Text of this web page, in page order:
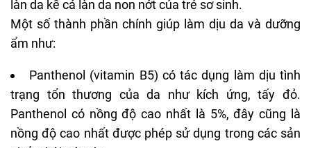
làn da kể cả làn da non nớt của trẻ sơ sinh.
Một số thành phần chính giúp làm dịu da và dưỡng
ẩm như:
Panthenol (vitamin B5) có tác dụng làm dịu tình
trạng tổn thương của da như kích ứng, tấy đỏ.
Panthenol có nồng độ cao nhất là 5%, đây cũng là
nồng độ cao nhất được phép sử dụng trong các sản